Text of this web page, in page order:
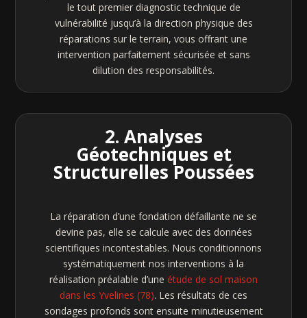
le tout premier diagnostic technique de
vulnérabilité jusqu’à la direction physique des
réparations sur le terrain, vous offrant une
intervention parfaitement sécurisée et sans
dilution des responsabilités.
2. Analyses
Géotechniques et
Structurelles Poussées
La réparation d’une fondation défaillante ne se
devine pas, elle se calcule avec des données
scientifiques incontestables. Nous conditionnons
systématiquement nos interventions à la
réalisation préalable d’une étude de sol maison
dans les Yvelines (78). Les résultats de ces
sondages profonds sont ensuite minutieusement